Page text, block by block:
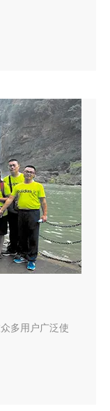
多用户广泛使